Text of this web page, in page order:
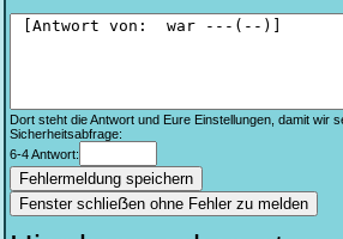
Dort steht die Antwort und Eure Einstellungen, damit wir
Sicherheitsabfrage:
6-4 Antwort:
Fenster schlieẞen ohne Fehler zu melden